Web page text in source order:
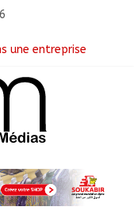
une entreprise
Dagache devient
de vulgarisation de
l’axe Faya-Kalaït